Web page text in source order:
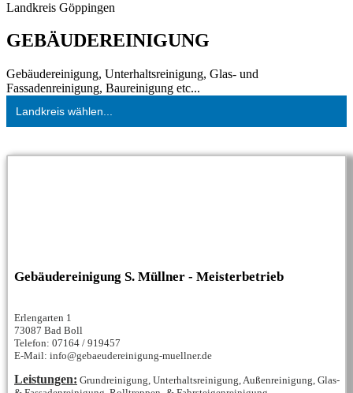
Landkreis Göppingen
GEBÄUDEREINIGUNG
Gebäudereinigung, Unterhaltsreinigung, Glas- und
Fassadenreinigung, Baureinigung etc...
Landkreis wählen...
Gebäudereinigung S. Müllner - Meisterbetrieb
Erlengarten 1
73087 Bad Boll
Telefon: 07164 / 919457
E-Mail: info@gebaeudereinigung-muellner.de
Leistungen: Grundreinigung, Unterhaltsreinigung, Außenreinigung, Glas-